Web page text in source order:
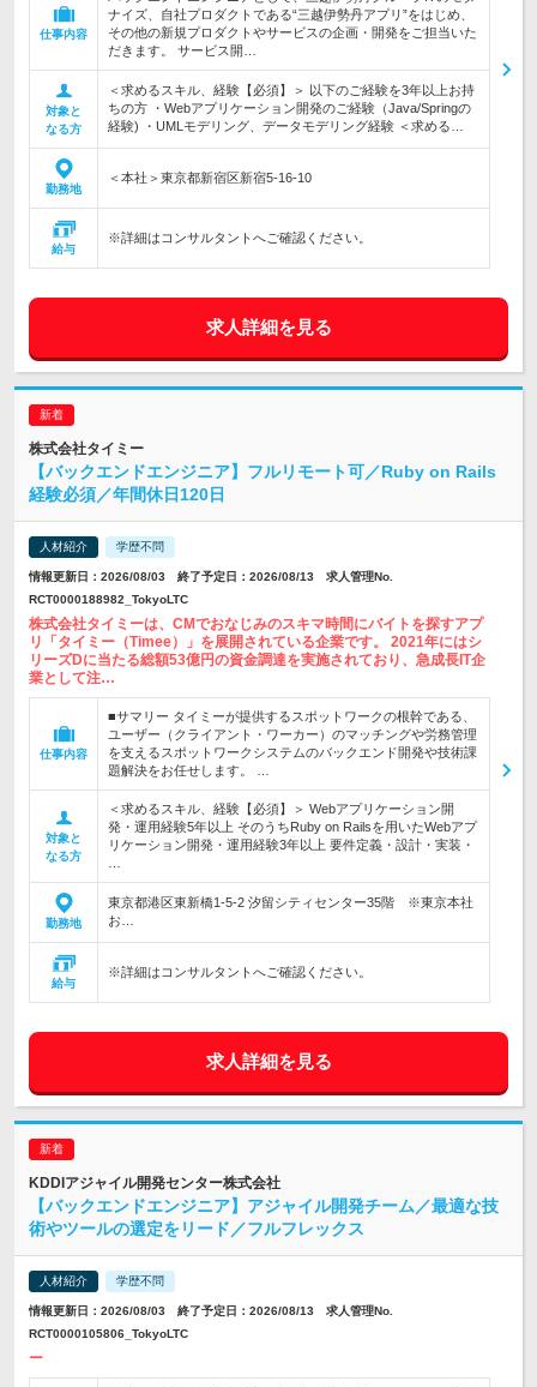
仕事内容
ナイズ、自社プロダクトである“三越伊勢丹アプリ”をはじめ、
その他の新規プロダクトやサービスの企画・開発をご担当いた
だきます。 サービス開…
対象と
なる方
＜求めるスキル、経験【必須】＞ 以下のご経験を3年以上お持
ちの方 ・Webアプリケーション開発のご経験（Java/Springの
経験) ・UMLモデリング、データモデリング経験 ＜求める…
勤務地
＜本社＞東京都新宿区新宿5-16-10
給与
※詳細はコンサルタントへご確認ください。
求人詳細を見る
株式会社タイミー
【バックエンドエンジニア】フルリモート可／Ruby on Rails
経験必須／年間休日120日
人材紹介 学歴不問
情報更新日：2026/08/03 終了予定日：2026/08/13 求人管理No.
RCT0000188982_TokyoLTC
株式会社タイミーは、CMでおなじみのスキマ時間にバイトを探すアプ
リ「タイミー（Timee）」を展開されている企業です。 2021年にはシ
リーズDに当たる総額53億円の資金調達を実施されており、急成長IT企
業として注…
仕事内容
■サマリー タイミーが提供するスポットワークの根幹である、
ユーザー（クライアント・ワーカー）のマッチングや労務管理
を支えるスポットワークシステムのバックエンド開発や技術課
題解決をお任せします。 …
対象と
なる方
＜求めるスキル、経験【必須】＞ Webアプリケーション開
発・運用経験5年以上 そのうちRuby on Railsを用いたWebアプ
リケーション開発・運用経験3年以上 要件定義・設計・実装・
勤務地
東京都港区東新橋1-5-2 汐留シティセンター35階 ※東京本社
お…
給与
※詳細はコンサルタントへご確認ください。
求人詳細を見る
KDDIアジャイル開発センター株式会社
【バックエンドエンジニア】アジャイル開発チーム／最適な技
術やツールの選定をリード／フルフレックス
人材紹介 学歴不問
情報更新日：2026/08/03 終了予定日：2026/08/13 求人管理No.
RCT0000105806_TokyoLTC
ー